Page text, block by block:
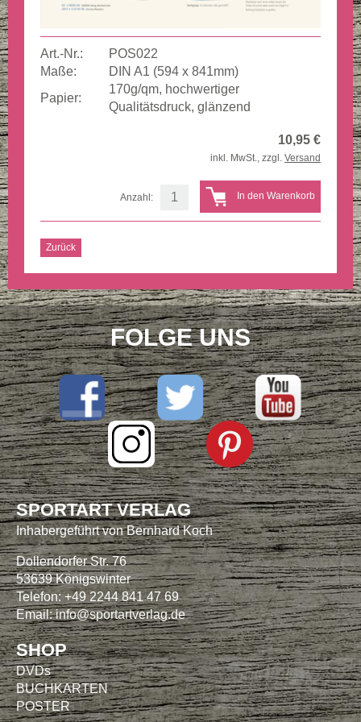
Art.-Nr.:
POS022
Maße:
DIN A1 (594 x 841mm)
Papier:
170g/qm, hochwertiger
Qualitätsdruck, glänzend
10,95 €
inkl. MwSt., zzgl. Versand
Anzahl:
Zurück
FOLGE UNS
SPORTART VERLAG
Inhabergeführt von Bernhard Koch
Dollendorfer Str. 76
53639 Königswinter
Telefon: +49 2244 841 47 69
Email:info@sportartverlag.de
SHOP
DVDs
BUCHKARTEN
POSTER